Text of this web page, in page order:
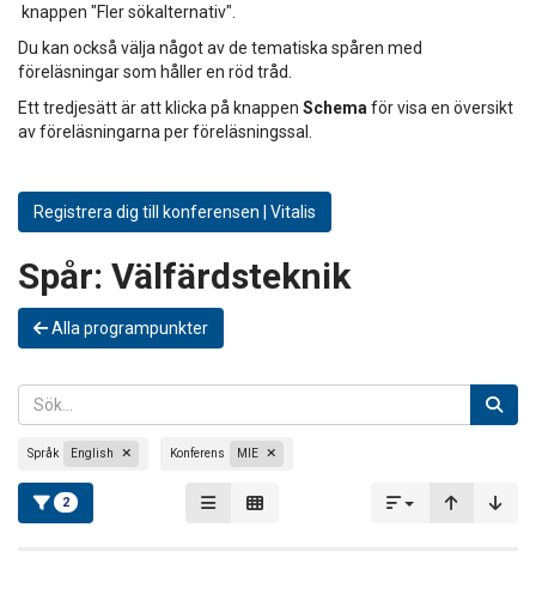
knappen "Fler sökalternativ".
Du kan också välja något av de tematiska spåren med
föreläsningar som håller en röd tråd.
Ett tredjesätt är att klicka på knappen Schema för visa en översikt
av föreläsningarna per föreläsningssal.
Registrera dig till konferensen | Vitalis
Spår: Välfärdsteknik
Alla programpunkter
Språk English Konferens MIE
2